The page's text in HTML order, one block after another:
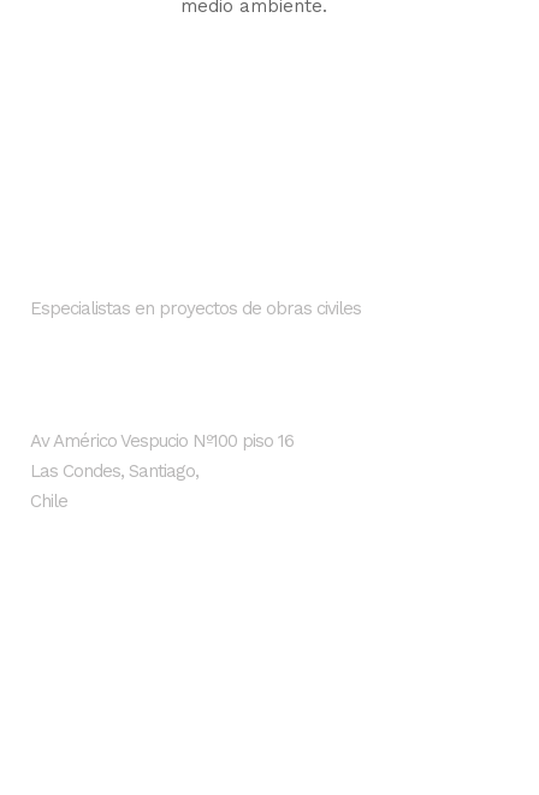
medio ambiente.
Especialistas en proyectos de obras civiles
Av Américo Vespucio Nº100 piso 16
Las Condes, Santiago,
Chile